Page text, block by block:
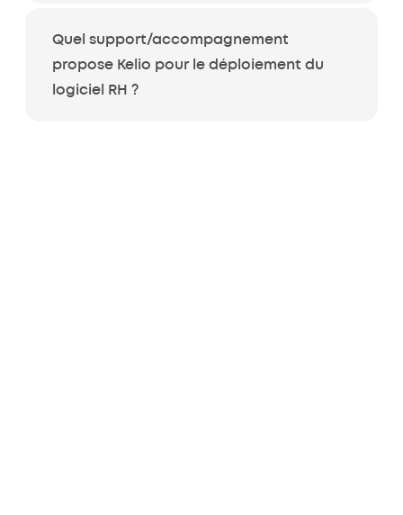
Quel support/accompagnement
propose Kelio pour le déploiement du
logiciel RH ?